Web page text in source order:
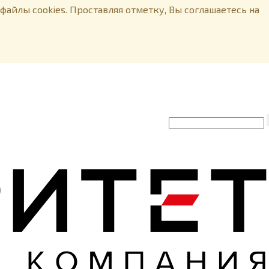
cookies. Проставляя отметку, Вы соглашаетесь на